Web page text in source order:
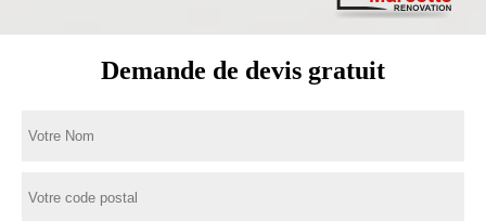
Demande de devis gratuit